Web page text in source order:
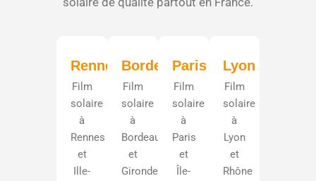
Rennes
Film
solaire
à
Rennes
et
Ille-
Bordeaux
Film
solaire
à
Bordeaux
et
Gironde
Paris
Film
solaire
à
Paris
et
Île-
Lyon
Film
solaire
à
Lyon
et
Rhône